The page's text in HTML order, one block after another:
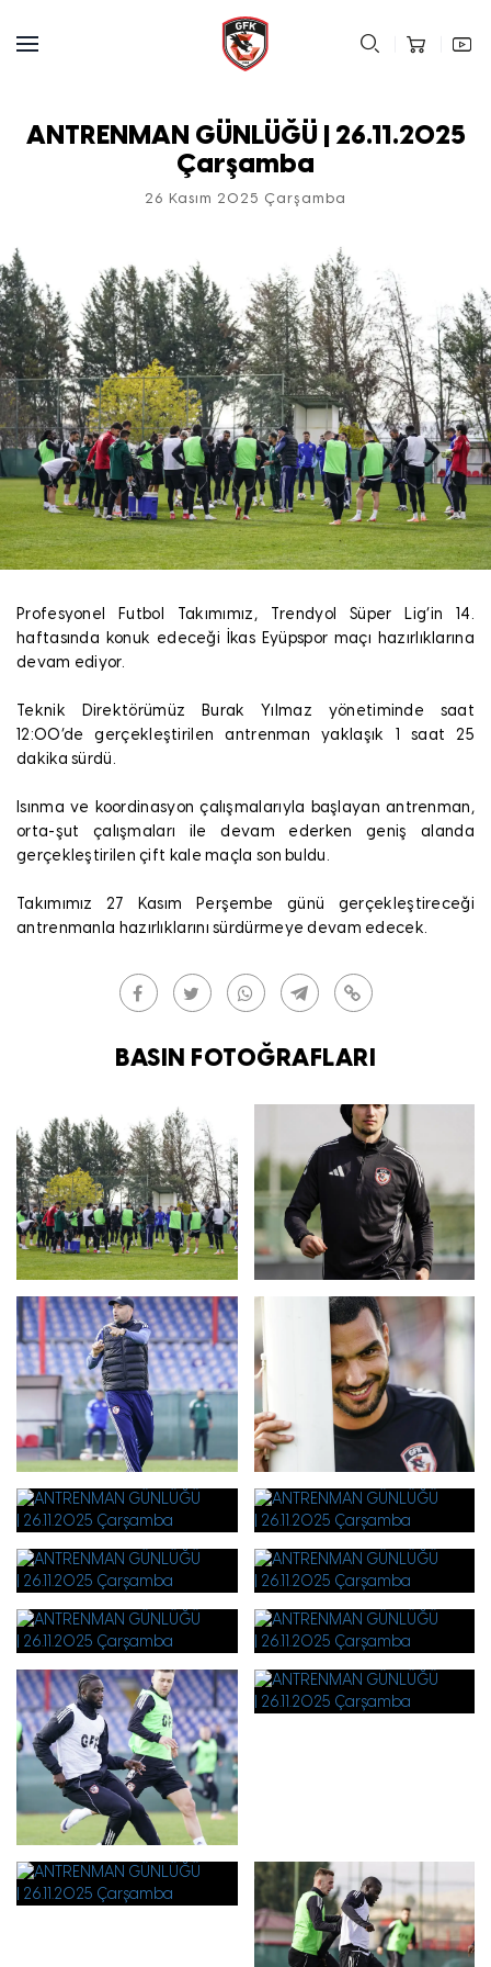
ANTRENMAN GÜNLÜĞÜ | 26.11.2025
Çarşamba
26 Kasım 2025 Çarşamba
Profesyonel Futbol Takımımız, Trendyol Süper Lig’in 14.
haftasında konuk edeceği İkas Eyüpspor maçı hazırlıklarına
devam ediyor.
Teknik Direktörümüz Burak Yılmaz yönetiminde saat
12:00’de gerçekleştirilen antrenman yaklaşık 1 saat 25
dakika sürdü.
Isınma ve koordinasyon çalışmalarıyla başlayan antrenman,
orta-şut çalışmaları ile devam ederken geniş alanda
gerçekleştirilen çift kale maçla son buldu.
Takımımız 27 Kasım Perşembe günü gerçekleştireceği
antrenmanla hazırlıklarını sürdürmeye devam edecek.
BASIN FOTOĞRAFLARI